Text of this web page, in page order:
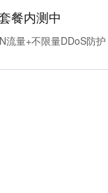
餐内测中
流量+不限量DDoS防护